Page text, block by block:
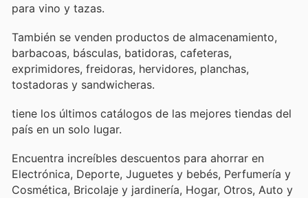
para vino y tazas.
También se venden productos de almacenamiento,
barbacoas, básculas, batidoras, cafeteras,
exprimidores, freidoras, hervidores, planchas,
tostadoras y sandwicheras.
tiene los últimos catálogos de las mejores tiendas del
país en un solo lugar.
Encuentra increíbles descuentos para ahorrar en
Electrónica, Deporte, Juguetes y bebés, Perfumería y
Cosmética, Bricolaje y jardinería, Hogar, Otros, Auto y